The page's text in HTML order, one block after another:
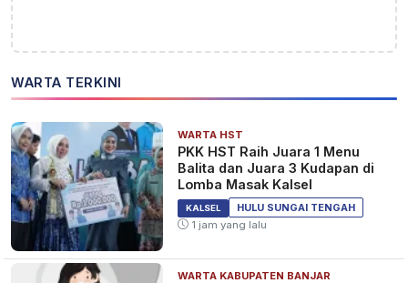
WARTA TERKINI
WARTA HST
PKK HST Raih Juara 1 Menu
Balita dan Juara 3 Kudapan di
Lomba Masak Kalsel
KALSEL
HULU SUNGAI TENGAH
1 jam yang lalu
WARTA KABUPATEN BANJAR